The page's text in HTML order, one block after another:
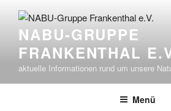
Inhalt
springenNABU-GRUPPE
FRANKENTHAL
aktuelle Informationen rund um unsere
Menü